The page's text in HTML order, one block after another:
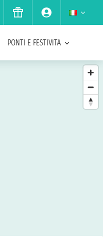
PONTI E FESTIVITA